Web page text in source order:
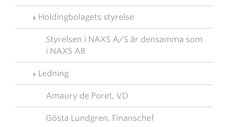
Holdingbolagets styrelse
Styrelsen i NAXS A/S är densamma som
i NAXS AB
Ledning
Amaury de Poret, VD
Gösta Lundgren, Finanschef